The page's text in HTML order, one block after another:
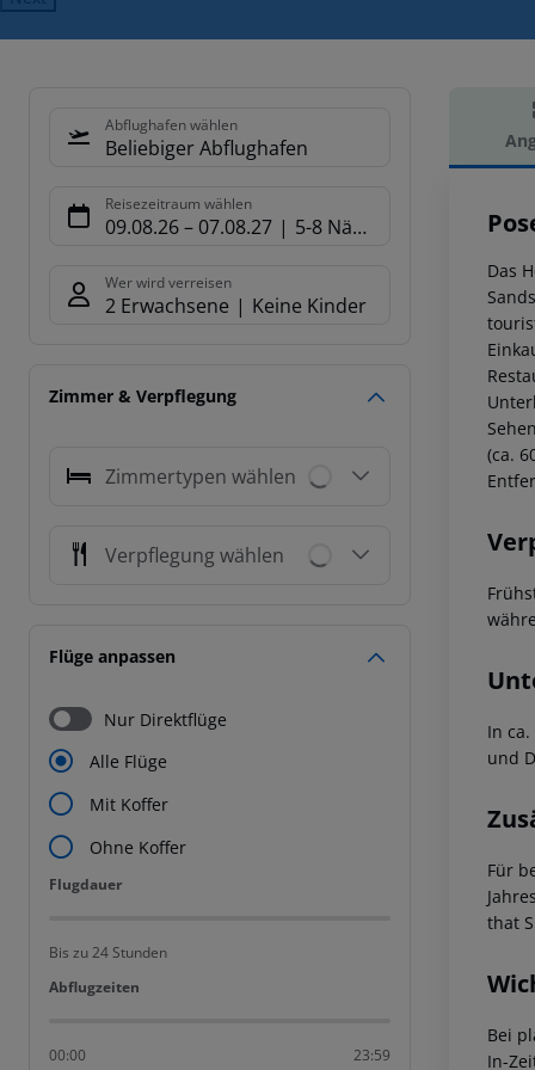
Abflughafen wählen
Beliebiger Abflughafen
Reisezeitraum wählen
09.08.26– 07.08.27 5-8 Nächte
Wer wird verreisen
2 Erwachsene Keine Kinder
Zimmer & Verpflegung
Zimmertypen wählen
Verpflegung wählen
Flüge anpassen
Nur Direktflüge
Alle Flüge
Mit Koffer
Ohne Koffer
Flugdauer
Flugdauer
Bis zu 24 Stunden
Abflugzeiten
Abflugzeiten
00:00 23:59
Das
(ca.
In
und
Für
that
Bei
In-